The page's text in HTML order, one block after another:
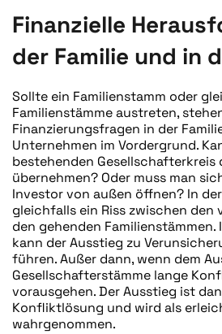
Finanzielle
der Familie und in
Sollte ein Familienstamm oder
Familienstämme austreten,
Finanzierungsfragen in der
Unternehmen im Vordergrund.
bestehenden Gesellschafterkreis
übernehmen? Oder muss man
Investor von außen öffnen? In
gleichfalls ein Riss zwischen den
den gehenden Familienstämmen.
kann der Ausstieg zu
führen. Außer dann, wenn dem
Gesellschafterstämme lange
vorausgehen. Der Ausstieg ist
Konfliktlösung und wird als
wahrgenommen.